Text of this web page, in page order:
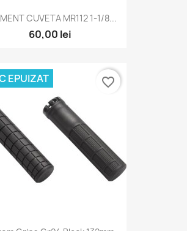
CUVETA MR112 1-1/8...
60,00 lei
EPUIZAT favorite_border